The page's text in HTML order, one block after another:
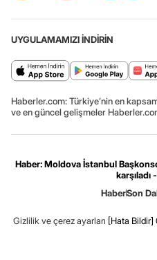
UYGULAMAMIZI İNDİRİN
Haberler.com: Türkiye’nin en
ve en güncel gelişmeler
Haber: Moldova İstanbul
karşıladı
HaberSon
Gizlilik ve çerez ayarları [Hata Bildir]